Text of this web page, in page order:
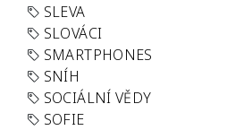
SLEVA
SLOVÁCI
SMARTPHONES
SNÍH
SOCIÁLNÍ VĚDY
SOFIE